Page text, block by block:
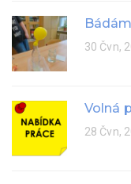
30 Čvn,
Volná
28 Čvn,